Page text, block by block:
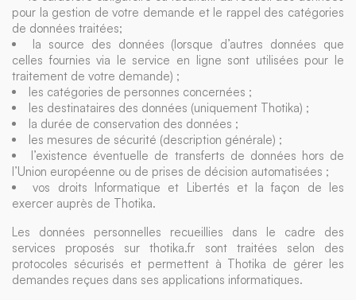
pour la gestion de votre demande et le rappel des catégories
de données traitées;
la source des données (lorsque d’autres données que
celles fournies via le service en ligne sont utilisées pour le
traitement de votre demande) ;
les catégories de personnes concernées ;
les destinataires des données (uniquement Thotika) ;
la durée de conservation des données ;
les mesures de sécurité (description générale) ;
l’existence éventuelle de transferts de données hors de
l’Union européenne ou de prises de décision automatisées ;
vos droits Informatique et Libertés et la façon de les
exercer auprès de Thotika.
Les données personnelles recueillies dans le cadre des
services proposés sur thotika.fr sont traitées selon des
protocoles sécurisés et permettent à Thotika de gérer les
demandes reçues dans ses applications informatiques.